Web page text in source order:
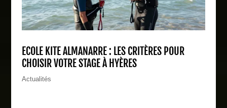
ECOLE KITE ALMANARRE : LES CRITÈRES POUR
CHOISIR VOTRE STAGE À HYÈRES
Actualités